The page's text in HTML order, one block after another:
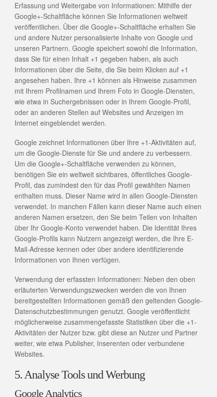
Erfassung und Weitergabe von Informationen: Mithilfe der
Google+-Schaltfläche können Sie Informationen weltweit
veröffentlichen. Über die Google+-Schaltfläche erhalten Sie
und andere Nutzer personalisierte Inhalte von Google und
unseren Partnern. Google speichert sowohl die Information,
dass Sie für einen Inhalt +1 gegeben haben, als auch
Informationen über die Seite, die Sie beim Klicken auf +1
angesehen haben. Ihre +1 können als Hinweise zusammen
mit Ihrem Profilnamen und Ihrem Foto in Google-Diensten,
wie etwa in Suchergebnissen oder in Ihrem Google-Profil,
oder an anderen Stellen auf Websites und Anzeigen im
Internet eingeblendet werden.
Google zeichnet Informationen über Ihre +1-Aktivitäten auf,
um die Google-Dienste für Sie und andere zu verbessern.
Um die Google+-Schaltfläche verwenden zu können,
benötigen Sie ein weltweit sichtbares, öffentliches Google-
Profil, das zumindest den für das Profil gewählten Namen
enthalten muss. Dieser Name wird in allen Google-Diensten
verwendet. In manchen Fällen kann dieser Name auch einen
anderen Namen ersetzen, den Sie beim Teilen von Inhalten
über Ihr Google-Konto verwendet haben. Die Identität Ihres
Google-Profils kann Nutzern angezeigt werden, die Ihre E-
Mail-Adresse kennen oder über andere identifizierende
Informationen von Ihnen verfügen.
Verwendung der erfassten Informationen: Neben den oben
erläuterten Verwendungszwecken werden die von Ihnen
bereitgestellten Informationen gemäß den geltenden Google-
Datenschutzbestimmungen genutzt. Google veröffentlicht
möglicherweise zusammengefasste Statistiken über die +1-
Aktivitäten der Nutzer bzw. gibt diese an Nutzer und Partner
weiter, wie etwa Publisher, Inserenten oder verbundene
Websites.
5. Analyse Tools und Werbung
Google Analytics